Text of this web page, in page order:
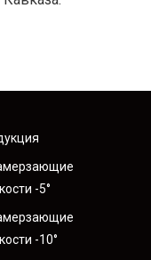
-5°
-10°